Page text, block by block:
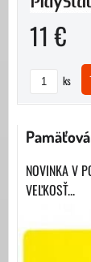
11 €
ks
NOVINKA V
VEĽKOSŤ...